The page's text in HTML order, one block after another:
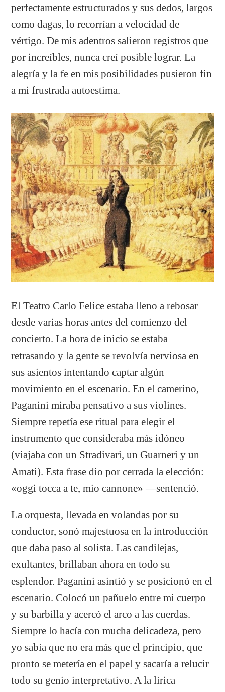
perfectamente estructurados y sus dedos, largos
como dagas, lo recorrían a velocidad de
vértigo. De mis adentros salieron registros que
por increíbles, nunca creí posible lograr. La
alegría y la fe en mis posibilidades pusieron fin
a mi frustrada autoestima.
El Teatro Carlo Felice estaba lleno a rebosar
desde varias horas antes del comienzo del
concierto. La hora de inicio se estaba
retrasando y la gente se revolvía nerviosa en
sus asientos intentando captar algún
movimiento en el escenario. En el camerino,
Paganini miraba pensativo a sus violines.
Siempre repetía ese ritual para elegir el
instrumento que consideraba más idóneo
(viajaba con un Stradivari, un Guarneri y un
Amati). Esta frase dio por cerrada la elección:
«oggi tocca a te, mio cannone» —sentenció.
La orquesta, llevada en volandas por su
conductor, sonó majestuosa en la introducción
que daba paso al solista. Las candilejas,
exultantes, brillaban ahora en todo su
esplendor. Paganini asintió y se posicionó en el
escenario. Colocó un pañuelo entre mi cuerpo
y su barbilla y acercó el arco a las cuerdas.
Siempre lo hacía con mucha delicadeza, pero
yo sabía que no era más que el principio, que
pronto se metería en el papel y sacaría a relucir
todo su genio interpretativo. A la lírica